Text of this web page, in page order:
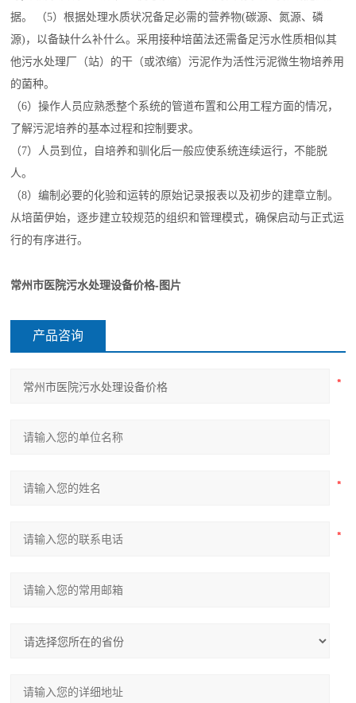
据。 （5）根据处理水质状况备足必需的营养物(碳源、氮源、磷
源)，以备缺什么补什么。采用接种培菌法还需备足污水性质相似其
他污水处理厂（站）的干（或浓缩）污泥作为活性污泥微生物培养用
的菌种。
（6）操作人员应熟悉整个系统的管道布置和公用工程方面的情况，
了解污泥培养的基本过程和控制要求。
（7）人员到位，自培养和驯化后一般应使系统连续运行，不能脱
人。
（8）编制必要的化验和运转的原始记录报表以及初步的建章立制。
从培菌伊始，逐步建立较规范的组织和管理模式，确保启动与正式运
行的有序进行。
常州市医院污水处理设备价格-图片
产品咨询